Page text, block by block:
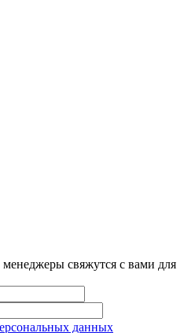
свяжутся с вами для
данных